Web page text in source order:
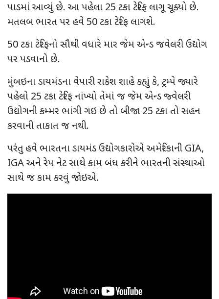
પાડમાં આવ્યું છે. આ પહેલા 25 ટકા ટેરિફ લાગૂ ચૂક્યો છે.
મતલબ ભારત પર હવે 50 ટકા ટેરિફ લાગશે.
50 ટકા ટેરિફનો સૌથી વધારે માર જેમ એન્ડ જવેલરી ઉદ્યોગ
પર પડવાનો છે.
મુંબઇના ડાયમંડના વેપારી રાકેશ શાહે કહ્યું કે, ટ્રમ્પે જ્યારે
પહેલો 25 ટકા ટેરિફ નાંખ્યો તેમાં જ જેમ એન્ડ જ્વેલરી
ઉદ્યોગની કમ્મર ભાંગી ગઇ છે તો બીજા 25 ટકા તો સહન
કરવાની તાકાત જ નથી.
પરંતુ હવે ભારતના ડાયમંડ ઉદ્યોગકારોએ અમેરિકાની GIA,
IGAઅને રેપ નેટ સાથે કામ બંધ કરીને ભારતની સંસ્થાઓ
સાથે જ કામ કરવું જોઇએ.